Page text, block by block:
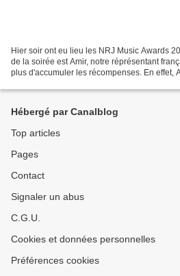
Hier soir ont eu lieu les NRJ Music Awards
de la soirée est Amir, notre réprésentant
plus d'accumuler les récompenses. En effet,
Hébergé par Canalblog
Top articles
Pages
Contact
Signaler un abus
C.G.U.
Cookies et données personnelles
Préférences cookies